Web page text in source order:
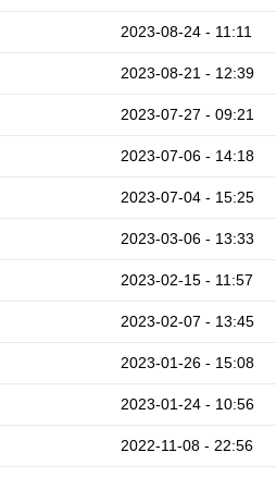
2023-08-24 - 11:11
2023-08-21 - 12:39
2023-07-27 - 09:21
2023-07-06 - 14:18
2023-07-04 - 15:25
2023-03-06 - 13:33
2023-02-15 - 11:57
2023-02-07 - 13:45
2023-01-26 - 15:08
2023-01-24 - 10:56
2022-11-08 - 22:56